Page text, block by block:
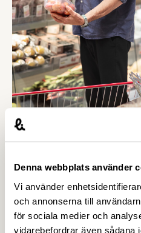
Denna webbplats använder
Vi använder
och annonserna till
för sociala medier och
vidarebefordrar även sådana
Sverige och LRF.
Jordbruksverket:
finns –
En ny rapport från
ökande matpriser
livsmedelsindustrins